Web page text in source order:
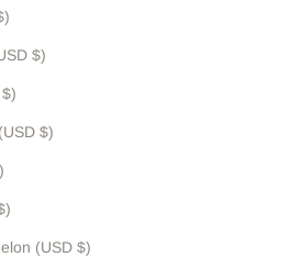
$)
$)
(USD $)